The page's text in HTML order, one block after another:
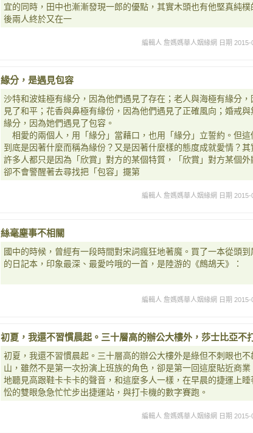
宜的同時，田中也漸漸發現一郎的優點，其實木頭也有他堅真純
後兩人終於又在一
編輯人 詹媽媽華人姻緣網 日期
緣分，是遇見包容
沙特和波娃極有緣分，因為他們遇見了存在；老人與海極有緣分，
見了和平；花香與鼻極有緣份，因為他們遇見了正確風向；婚戒
緣分，因為她們遇見了包容。
相愛的兩個人，用「緣分」當藉口，也用「緣分」立誓約。但這
到底是因著什麼而稱為緣份？又是因著什麼樣的態度成就愛情？其
許多人都只是因為「欣賞」對方的某個特質，「欣賞」對方某個外
卻不會警醒著去尋找把「包容」擺第
編輯人 詹媽媽華人姻緣網 日期
絲毫塵事不相關
國中的時候，曾經有一段時間對宋詞瘋狂地著魔。買了一本從頭到
的日記本，印象最深、最愛吟哦的一首，是陸游的《鷓鴣天》：
編輯人 詹媽媽華人姻緣網 日期
初夏，我還不習慣晨起。三十層高的辦公大樓外，莎士比亞不
初夏，我還不習慣晨起。三十層高的辦公大樓外是綠但不刺眼也不
山，雖然不是第一次扮演上班族的角色，卻是第一回這麼貼近商
地聽見高跟鞋卡卡卡的聲音，和這麼多人一樣，在早晨的捷運上睡
忪的雙眼急急忙忙步出捷運站，與打卡機的數字賽跑。
編輯人 詹媽媽華人姻緣網 日期